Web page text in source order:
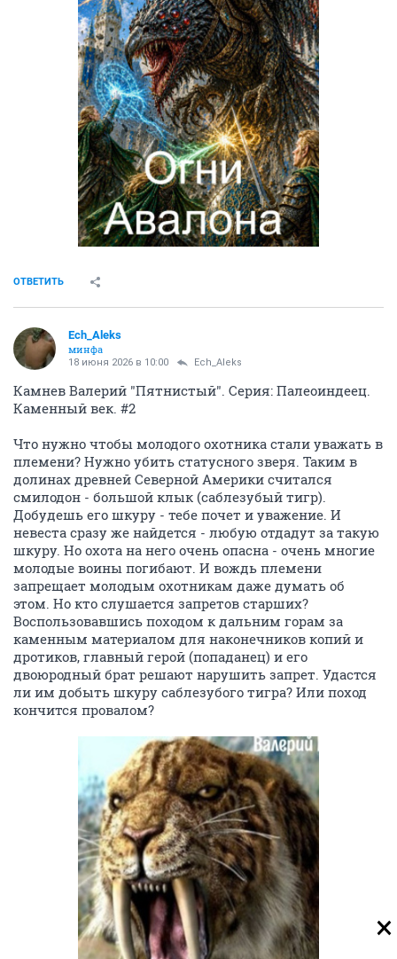
ОТВЕТИТЬ
Ech_Aleks
минфа
18 июня 2026 в 10:00 Ech_Aleks
Камнев Валерий "Пятнистый". Серия: Палеоиндеец.
Каменный век. #2
Что нужно чтобы молодого охотника стали уважать в
племени? Нужно убить статусного зверя. Таким в
долинах древней Северной Америки считался
смилодон - большой клык (саблезубый тигр).
Добудешь его шкуру - тебе почет и уважение. И
невеста сразу же найдется - любую отдадут за такую
шкуру. Но охота на него очень опасна - очень многие
молодые воины погибают. И вождь племени
запрещает молодым охотникам даже думать об
этом. Но кто слушается запретов старших?
Воспользовавшись походом к дальним горам за
каменным материалом для наконечников копий и
дротиков, главный герой (попаданец) и его
двоюродный брат решают нарушить запрет. Удастся
ли им добыть шкуру саблезубого тигра? Или поход
кончится провалом?